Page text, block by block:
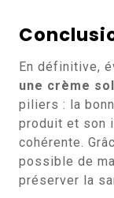
En définitive,
une crème
piliers : la
produit et son
cohérente.
possible de
préserver la